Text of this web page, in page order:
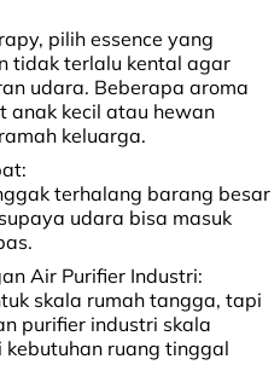
pilih essence yang
tidak terlalu kental agar
udara. Beberapa aroma
anak kecil atau hewan
keluarga.
terhalang barang besar
udara bisa masuk
Air Purifier Industri:
skala rumah tangga, tapi
purifier industri skala
kebutuhan ruang tinggal